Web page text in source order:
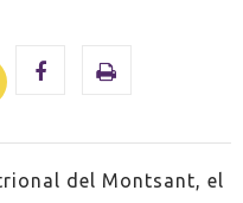
del Montsant, el